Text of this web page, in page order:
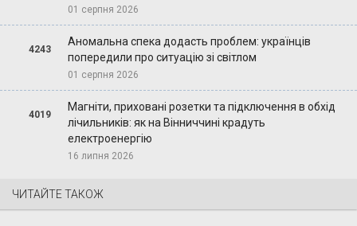
01 серпня 2026
4243
Аномальна спека додасть проблем: українців
попередили про ситуацію зі світлом
01 серпня 2026
4019
Магніти, приховані розетки та підключення в обхід
лічильників: як на Вінниччині крадуть
електроенергію
16 липня 2026
ЧИТАЙТЕ ТАКОЖ